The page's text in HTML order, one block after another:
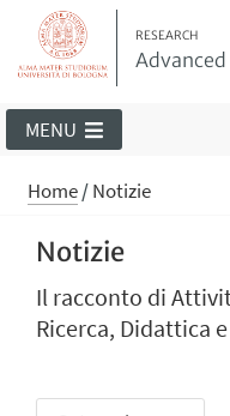
RESEARCH
MENU
Home/Notizie
Notizie
Il racconto di
Ricerca, Didattica